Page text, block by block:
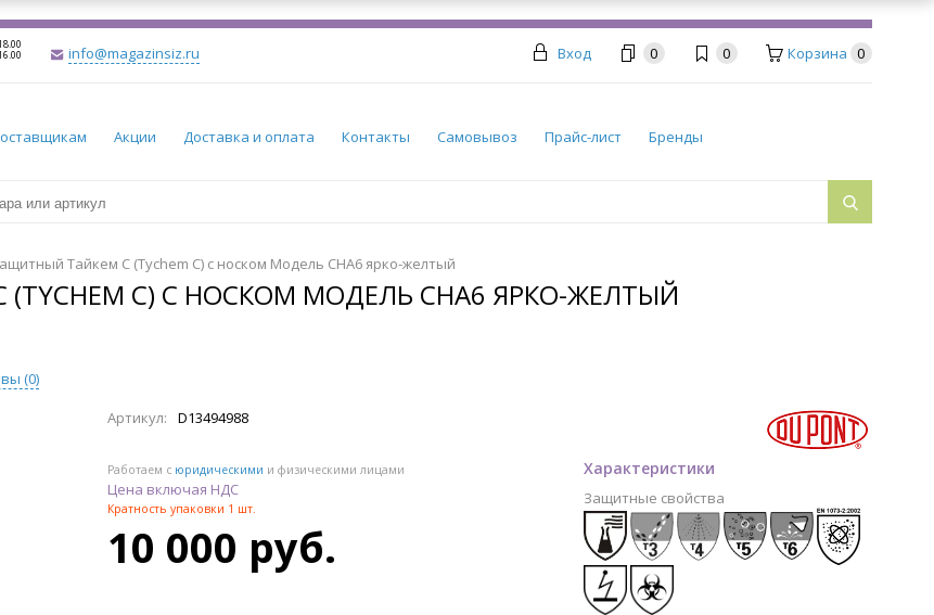
info@magazinsiz.ru Вход 0 0 Корзина 0
Акции Доставка и оплата Контакты Самовывоз Прайс-лист Бренды
Тайкем С (Tychem C) с носком Модель CHA6 ярко-желтый
C) С НОСКОМ МОДЕЛЬ CHA6 ЯРКО-ЖЕЛТЫЙ
(0)
Артикул: D13494988
Работаем с юридическими и физическими лицами
Цена включая НДС
Кратность упаковки 1 шт.
10 000 руб.
Характеристики
Защитные свойства